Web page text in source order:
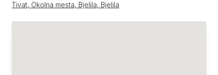
Tivat, Okolna mesta, Bjelila, Bjelila